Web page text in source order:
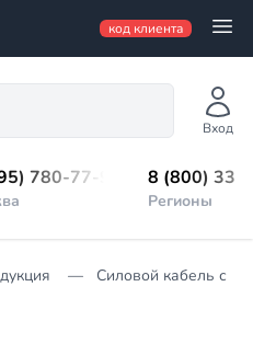
код клиента
Вход
780-77-98 8 (800)
Регионы
Силовой кабель с